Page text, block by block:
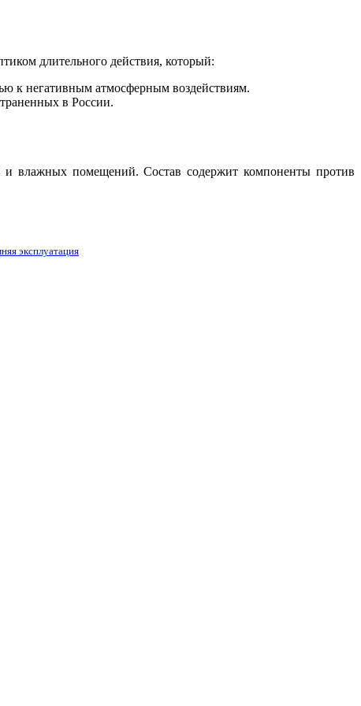
длительного действия, который:
к негативным атмосферным воздействиям.
в России.
и влажных помещений. Состав содержит компоненты против
эксплуатация